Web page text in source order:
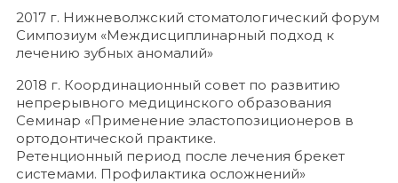
2017 г. Нижневолжский стоматологический форум
Симпозиум «Междисциплинарный подход к
лечению зубных аномалий»
2018 г. Координационный совет по развитию
непрерывного медицинского образования
Семинар «Применение эластопозиционеров в
ортодонтической практике.
Ретенционный период после лечения брекет
системами. Профилактика осложнений»